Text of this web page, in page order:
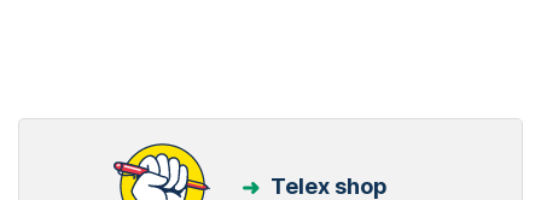
Telex shop